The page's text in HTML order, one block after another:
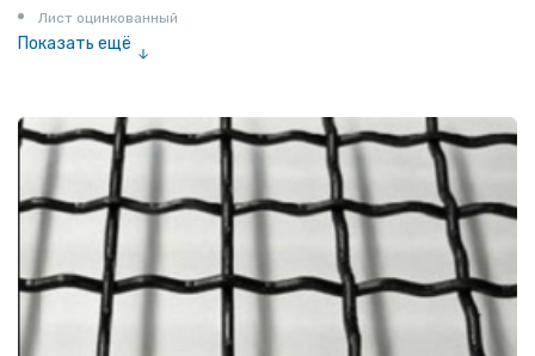
Лист оцинкованный
Показать ещё